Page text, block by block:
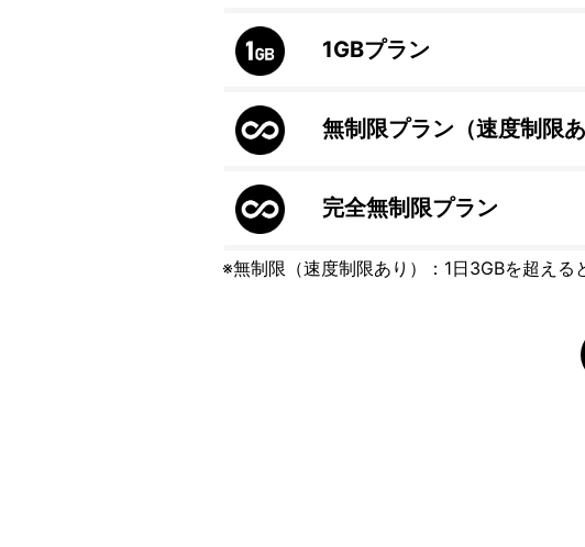
1GBプラン
無制限プラン（速度制限
完全無制限プラン
※無制限（速度制限あり）：1日3GBを超える